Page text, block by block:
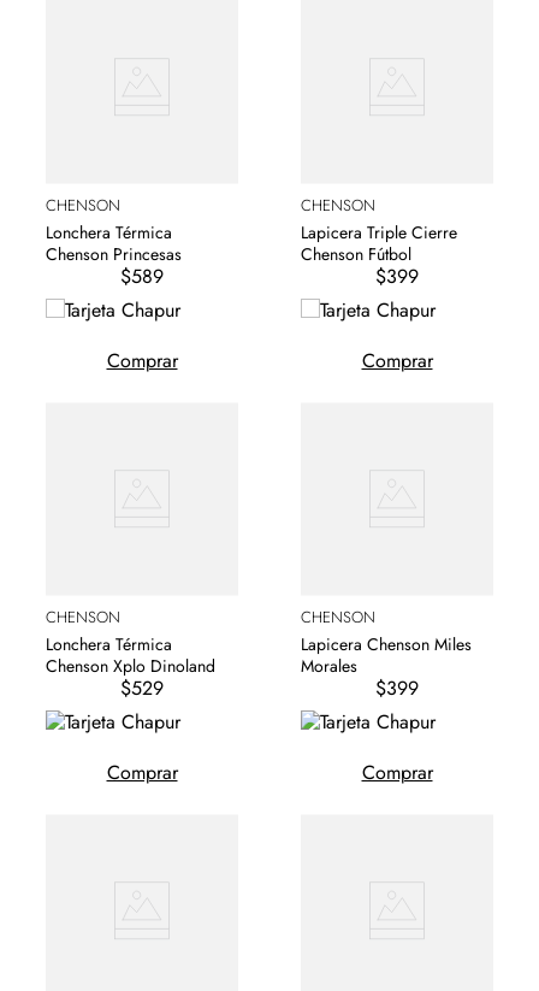
CHENSON
Lonchera Térmica
Chenson Princesas
$589
Comprar
CHENSON
Lapicera Triple Cierre
Chenson Fútbol
$399
Comprar
CHENSON
Lonchera Térmica
Chenson Xplo Dinoland
$529
Comprar
CHENSON
Lapicera Chenson Miles
Morales
$399
Comprar